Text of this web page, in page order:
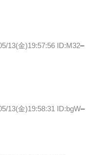
13(金)19:57:56 ID:M32–
13(金)19:58:31 ID:bgW–